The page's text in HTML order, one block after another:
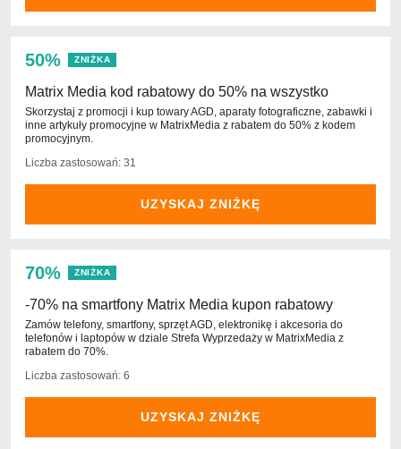
50% ZNIŻKA
Matrix Media kod rabatowy do 50% na wszystko
Skorzystaj z promocji i kup towary AGD, aparaty fotograficzne, zabawki i
inne artykuły promocyjne w MatrixMedia z rabatem do 50% z kodem
promocyjnym.
Liczba zastosowań: 31
UZYSKAJ ZNIŻKĘ
70% ZNIŻKA
-70% na smartfony Matrix Media kupon rabatowy
Zamów telefony, smartfony, sprzęt AGD, elektronikę i akcesoria do
telefonów i laptopów w dziale Strefa Wyprzedaży w MatrixMedia z
rabatem do 70%.
Liczba zastosowań: 6
UZYSKAJ ZNIŻKĘ